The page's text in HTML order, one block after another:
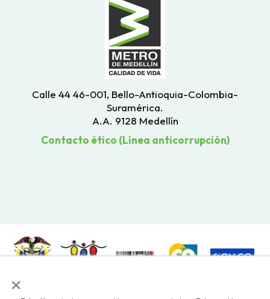
×
Calle 44 46-001, Bello-Antioquia-Colombia-
Suramérica.
A.A. 9128 Medellín
Contacto ético (Línea anticorrupción)
Todos los derechos reservados. Recomendamos usar una resolución de